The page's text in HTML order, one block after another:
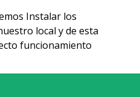
Instalar los
local y de esta
funcionamiento